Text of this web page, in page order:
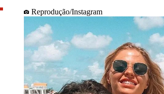
Reprodução/Instagram